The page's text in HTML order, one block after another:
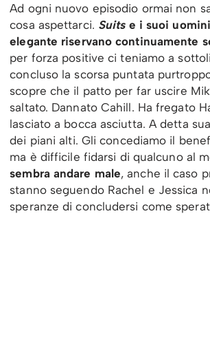
Ad ogni nuovo episodio ormai non
cosa aspettarci. Suitse i suoi
elegante riservano continuamente
per forza positive ci teniamo a
concluso la scorsa puntata
scopre che il patto per far uscire
saltato. Dannato Cahill. Ha fregato
lasciato a bocca asciutta. A detta
dei piani alti. Gli concediamo il
ma è difficile fidarsi di qualcuno al
sembra andare male, anche il caso
stanno seguendo Rachel e Jessica
speranze di concludersi come